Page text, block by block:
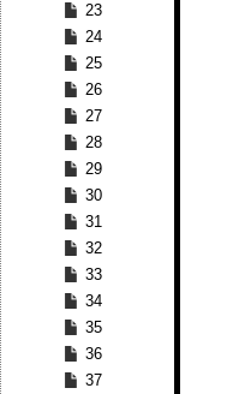
23
24
25
26
27
28
29
30
31
32
33
34
35
36
37